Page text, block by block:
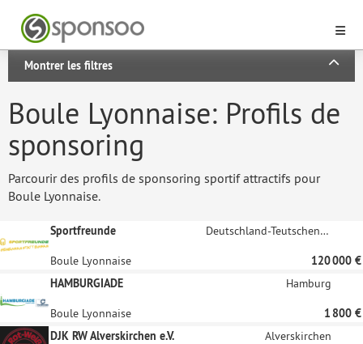
Montrer les filtres
Boule Lyonnaise: Profils de
sponsoring
Parcourir des profils de sponsoring sportif attractifs pour
Boule Lyonnaise.
Sportfreunde Deutschland-Teutschenthal
Boule Lyonnaise
120 000 €
HAMBURGIADE
Hamburg
Boule Lyonnaise
1 800 €
DJK RW Alverskirchen e.V.
Alverskirchen